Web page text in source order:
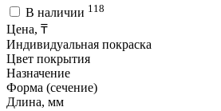
В наличии 118
Цена, ₸
Индивидуальная покраска
Цвет покрытия
Назначение
Форма (сечение)
Длина, мм